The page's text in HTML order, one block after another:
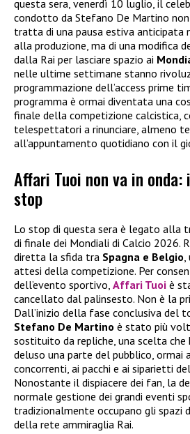
questa sera, venerdì 10 luglio, il
condotto da Stefano De Martino non
tratta di una pausa estiva anticipata
alla produzione, ma di una modifica
dalla Rai per lasciare spazio ai
nelle ultime settimane stanno
programmazione dell’access prime
programma è ormai diventata una
finale della competizione calcistica,
telespettatori a rinunciare, almeno
all’appuntamento quotidiano con il
Affari Tuoi non va in
stop
Lo stop di questa sera è legato alla
di finale dei Mondiali di Calcio 2026.
diretta la sfida tra Spagna e Belgio
attesi della competizione. Per
dell’evento sportivo, Affari Tuoi è
cancellato dal palinsesto. Non è la
Dall’inizio della fase conclusiva del
Stefano De Martino è stato più
sostituito da repliche, una scelta
deluso una parte del pubblico, ormai
concorrenti, ai pacchi e ai siparietti
Nonostante il dispiacere dei fan, la
normale gestione dei grandi eventi
tradizionalmente occupano gli spazi
della rete ammiraglia Rai.